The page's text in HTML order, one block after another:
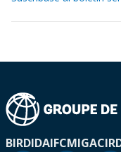
BIRDIDAIFCMIGA